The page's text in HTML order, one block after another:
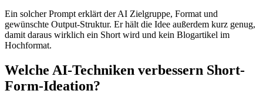
Ein solcher Prompt erklärt der AI Zielgruppe, Format und
gewünschte Output-Struktur. Er hält die Idee außerdem kurz genug,
damit daraus wirklich ein Short wird und kein Blogartikel im
Hochformat.
Welche AI-Techniken verbessern Short-
Form-Ideation?